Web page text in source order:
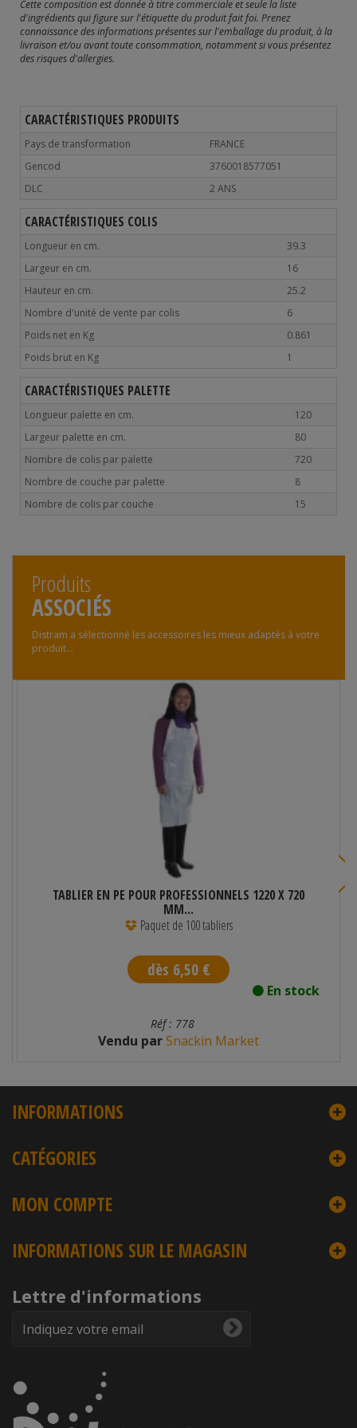
Cette composition est donnée à titre commerciale et seule la liste
d'ingrédients qui figure sur l'étiquette du produit fait foi. Prenez
connaissance des informations présentes sur l'emballage du produit, à la
livraison et/ou avant toute consommation, notamment si vous présentez
des risques d'allergies.
CARACTÉRISTIQUES PRODUITS
Pays de transformation
FRANCE
Gencod
3760018577051
DLC
2 ANS
CARACTÉRISTIQUES COLIS
Longueur en cm.
39.3
Largeur en cm.
16
Hauteur en cm.
25.2
Nombre d'unité de vente par colis
6
Poids net en Kg
0.861
Poids brut en Kg
1
CARACTÉRISTIQUES PALETTE
Longueur palette en cm.
120
Largeur palette en cm.
80
Nombre de colis par palette
720
Nombre de couche par palette
8
Nombre de colis par couche
15
Produits
ASSOCIÉS
Distram a sélectionné les accessoires les mieux adaptés à votre
produit...
TABLIER EN PE POUR PROFESSIONNELS 1220 X 720
MM...
Paquet de 100 tabliers
dès 6,50 €
En stock
Réf : 778
Vendu parSnackin Market
INFORMATIONS
CATÉGORIES
MON COMPTE
INFORMATIONS SUR LE MAGASIN
Lettre d'informations